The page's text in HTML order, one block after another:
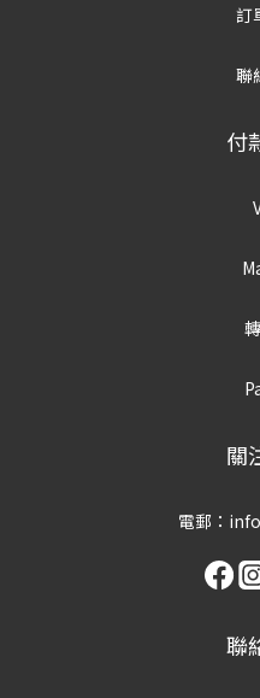
訂
聯
付
關
電郵：
聯